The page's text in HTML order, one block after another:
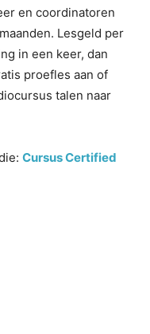
en coordinatoren
Lesgeld per
in een keer, dan
proefles aan of
talen naar
Cursus Certified